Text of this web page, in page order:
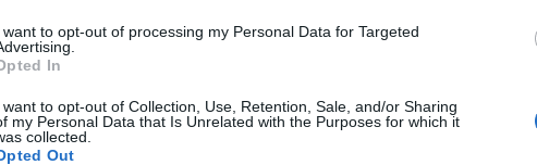
want to opt-out of processing my Personal Data for Targeted
In
want to opt-out of Collection, Use, Retention, Sale, and/or Sharing
my Personal Data that Is Unrelated with the Purposes for which it
collected.
Out